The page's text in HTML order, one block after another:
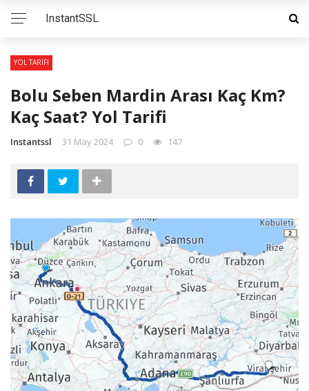
InstantSSL
YOL TARIFI
Bolu Seben Mardin Arası Kaç Km?
Kaç Saat? Yol Tarifi
Instantssl 31 May 2024 0 147